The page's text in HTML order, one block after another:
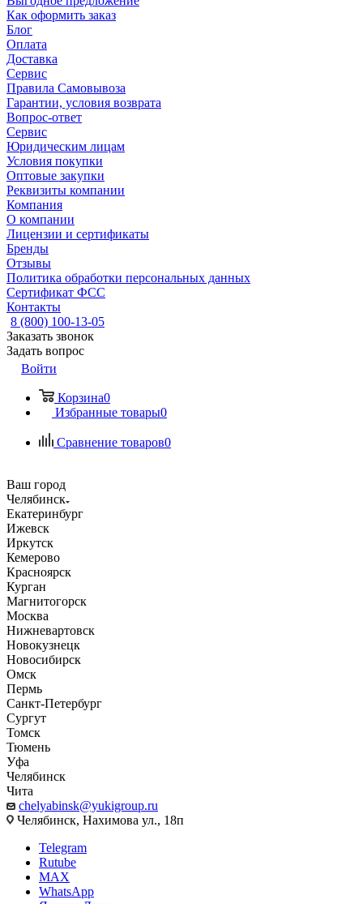
Как оформить заказ
Блог
Оплата
Доставка
Сервис
Правила Самовывоза
Гарантии, условия возврата
Вопрос-ответ
Сервис
Юридическим лицам
Условия покупки
Оптовые закупки
Реквизиты компании
Компания
О компании
Лицензии и сертификаты
Бренды
Отзывы
Политика обработки персональных данных
Сертификат ФСС
Контакты
8 (800) 100-13-05
Заказать звонок
Задать вопрос
Войти
Корзина0
Избранные товары0
Сравнение товаров0
Ваш город
Челябинск
Екатеринбург
Ижевск
Иркутск
Кемерово
Красноярск
Курган
Магнитогорск
Москва
Нижневартовск
Новокузнецк
Новосибирск
Омск
Пермь
Санкт-Петербург
Сургут
Томск
Тюмень
Уфа
Челябинск
Чита
chelyabinsk@yukigroup.ru
Челябинск, Нахимова ул., 18п
Telegram
Rutube
MAX
WhatsApp